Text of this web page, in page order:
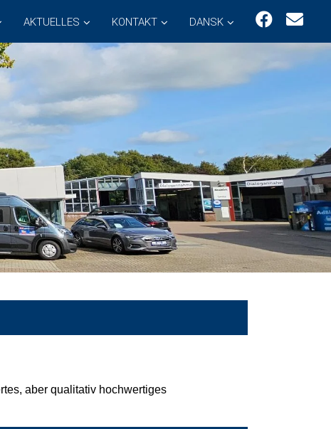
AKTUELLES KONTAKT DANSK
aber qualitativ hochwertiges